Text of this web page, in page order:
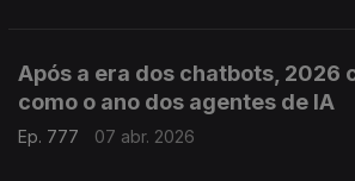
Após a era dos chatbots, 2026
como o ano dos agentes de IA
Ep. 777 07 abr. 2026